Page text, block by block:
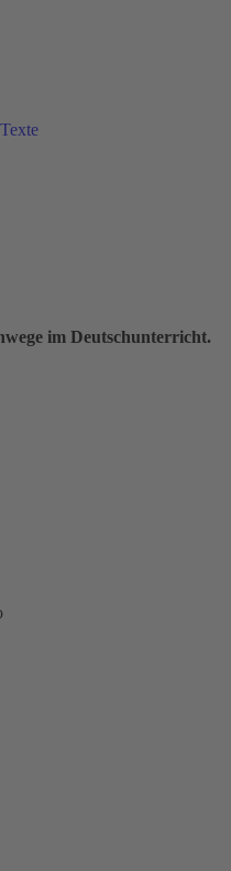
im Deutschunterricht.